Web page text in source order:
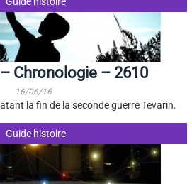
Chronologie – 2610
16/06/16
la fin de la seconde guerre Tevarin.
Guide histoire